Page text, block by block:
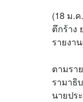
(18 ม.
ตึกร้าง
รายงา
ตามรา
รามาธิ
นายปร